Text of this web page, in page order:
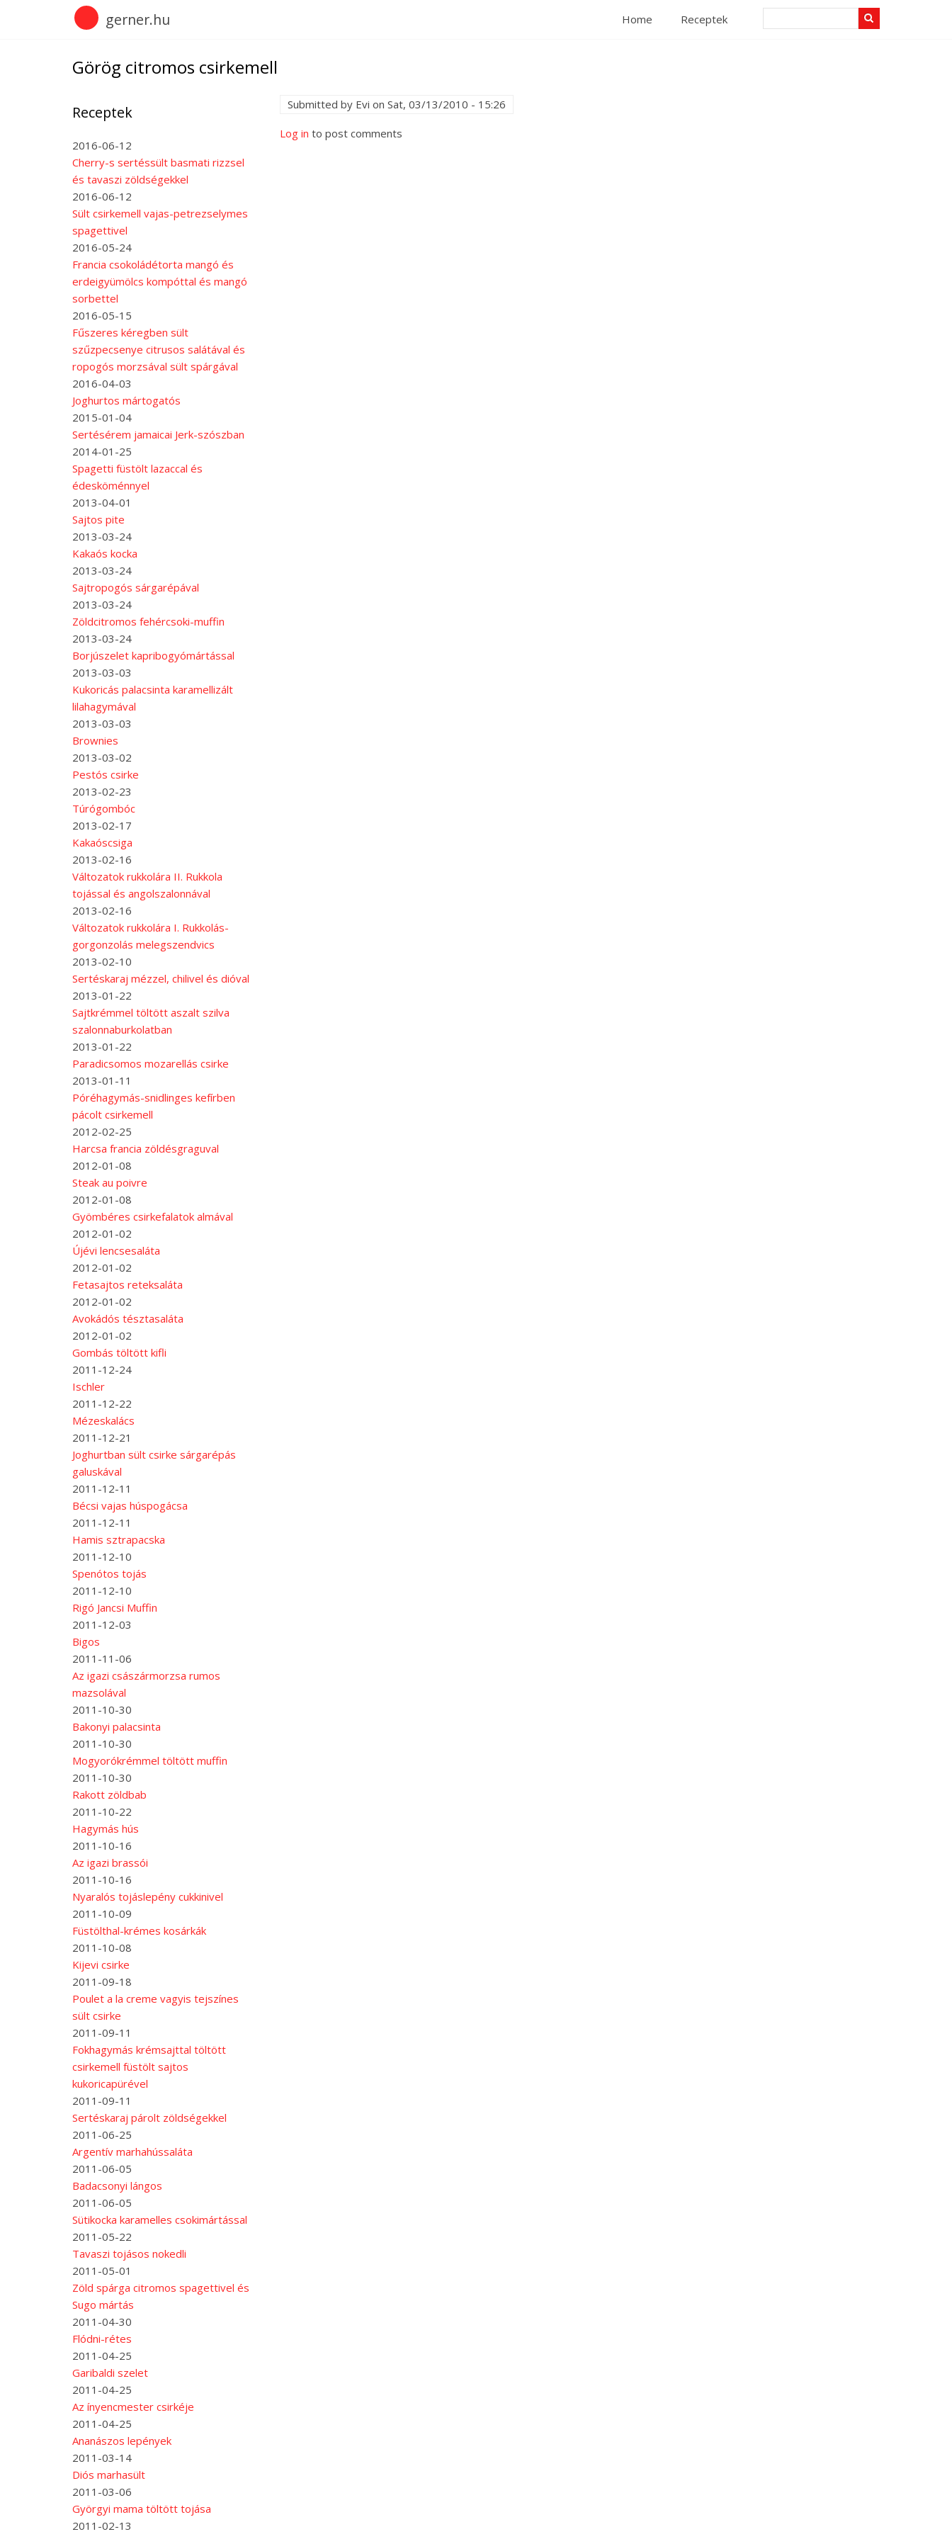
gerner.hu Home Receptek
Görög citromos csirkemell
Receptek
2016-06-12
Cherry-s sertéssült basmati rizzsel
és tavaszi zöldségekkel
2016-06-12
Sült csirkemell vajas-petrezselymes
spagettivel
2016-05-24
Francia csokoládétorta mangó és
erdeigyümölcs kompóttal és mangó
sorbettel
2016-05-15
Fűszeres kéregben sült
szűzpecsenye citrusos salátával és
ropogós morzsával sült spárgával
2016-04-03
Joghurtos mártogatós
2015-01-04
Sertésérem jamaicai Jerk-szószban
2014-01-25
Spagetti füstölt lazaccal és
édesköménnyel
2013-04-01
Sajtos pite
2013-03-24
Kakaós kocka
2013-03-24
Sajtropogós sárgarépával
2013-03-24
Zöldcitromos fehércsoki-muffin
2013-03-24
Borjúszelet kapribogyómártással
2013-03-03
Kukoricás palacsinta karamellizált
lilahagymával
2013-03-03
Brownies
2013-03-02
Pestós csirke
2013-02-23
Túrógombóc
2013-02-17
Kakaóscsiga
2013-02-16
Változatok rukkolára II. Rukkola
tojással és angolszalonnával
2013-02-16
Változatok rukkolára I. Rukkolás-
gorgonzolás melegszendvics
2013-02-10
Sertéskaraj mézzel, chilivel és dióval
2013-01-22
Sajtkrémmel töltött aszalt szilva
szalonnaburkolatban
2013-01-22
Paradicsomos mozarellás csirke
2013-01-11
Póréhagymás-snidlinges kefírben
pácolt csirkemell
2012-02-25
Harcsa francia zöldésgraguval
2012-01-08
Steak au poivre
2012-01-08
Gyömbéres csirkefalatok almával
2012-01-02
Újévi lencsesaláta
2012-01-02
Fetasajtos reteksaláta
2012-01-02
Avokádós tésztasaláta
2012-01-02
Gombás töltött kifli
2011-12-24
Ischler
2011-12-22
Mézeskalács
2011-12-21
Joghurtban sült csirke sárgarépás
galuskával
2011-12-11
Bécsi vajas húspogácsa
2011-12-11
Hamis sztrapacska
2011-12-10
Spenótos tojás
2011-12-10
Rigó Jancsi Muffin
2011-12-03
Bigos
2011-11-06
Az igazi császármorzsa rumos
mazsolával
2011-10-30
Bakonyi palacsinta
2011-10-30
Mogyorókrémmel töltött muffin
2011-10-30
Rakott zöldbab
2011-10-22
Hagymás hús
2011-10-16
Az igazi brassói
2011-10-16
Nyaralós tojáslepény cukkinivel
2011-10-09
Füstölthal-krémes kosárkák
2011-10-08
Kijevi csirke
2011-09-18
Poulet a la creme vagyis tejszínes
sült csirke
2011-09-11
Fokhagymás krémsajttal töltött
csirkemell füstölt sajtos
kukoricapürével
2011-09-11
Sertéskaraj párolt zöldségekkel
2011-06-25
Argentív marhahússaláta
2011-06-05
Badacsonyi lángos
2011-06-05
Sütikocka karamelles csokimártással
2011-05-22
Tavaszi tojásos nokedli
2011-05-01
Zöld spárga citromos spagettivel és
Sugo mártás
2011-04-30
Flódni-rétes
2011-04-25
Garibaldi szelet
2011-04-25
Az ínyencmester csirkéje
2011-04-25
Ananászos lepények
2011-03-14
Diós marhasült
2011-03-06
Györgyi mama töltött tojása
2011-02-13
Submitted by Evi on Sat, 03/13/2010 - 15:26
Log in to post comments